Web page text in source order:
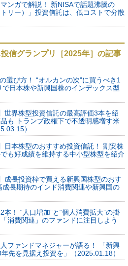
ンガで解説！ 新NISAで話題沸騰の
リー）」投資信託は、低コストで分散
信グランプリ［2025年］の記事
選び方！ “オルカンの次”に買うべき1
日本株や新興国株のインデックス型
世界株型投資信託の最高評価3本を紹
も トランプ政権下で不透明感増す米
）
日本株型のおすすめ投資信託！ 割安株
も好成績を維持する中小型株型を紹介
成長投資枠で買える新興国株型のおす
長期待のインド消費関連や新興国の
！ “人口増加”と“個人消費拡大”の掛
消費関連」のファンドに注目しよう
ファンドマネジャーが語る！ 「新興
先を見据え投資を」（2025.01.18）